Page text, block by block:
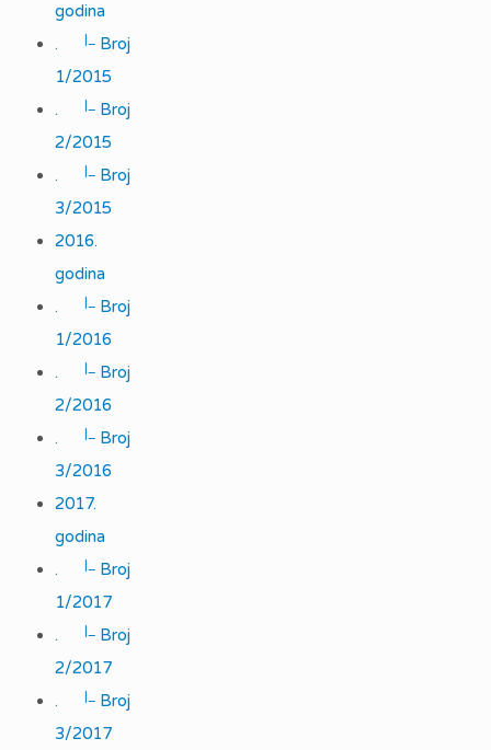
godina
.
|_
Broj
1/2015
.
|_
Broj
2/2015
.
|_
Broj
3/2015
2016.
godina
.
|_
Broj
1/2016
.
|_
Broj
2/2016
.
|_
Broj
3/2016
2017.
godina
.
|_
Broj
1/2017
.
|_
Broj
2/2017
.
|_
Broj
3/2017